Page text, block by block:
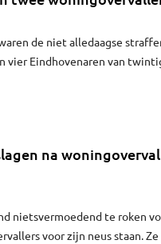
de niet alledaagse
vier Eindhovenaren van
na
nietsvermoedend te roken
voor zijn neus staan.